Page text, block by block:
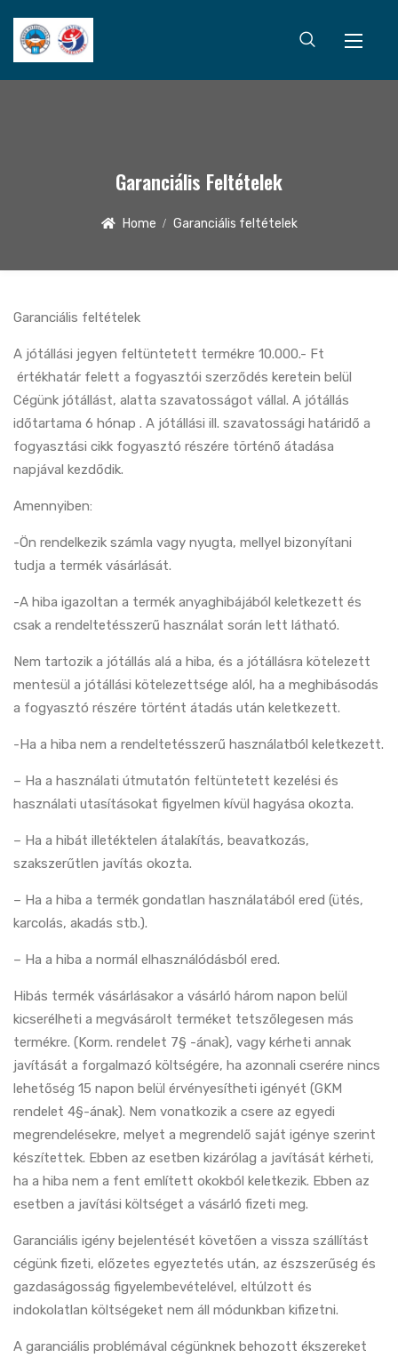
Garanciális Feltételek
Home Garanciális feltételek
Garanciális feltételek
A jótállási jegyen feltüntetett termékre 10.000.- Ft
értékhatár felett a fogyasztói szerződés keretein belül
Cégünk jótállást, alatta szavatosságot vállal. A jótállás
időtartama 6 hónap . A jótállási ill. szavatossági határidő a
fogyasztási cikk fogyasztó részére történő átadása
napjával kezdődik.
Amennyiben:
-Ön rendelkezik számla vagy nyugta, mellyel bizonyítani
tudja a termék vásárlását.
-A hiba igazoltan a termék anyaghibájából keletkezett és
csak a rendeltetésszerű használat során lett látható.
Nem tartozik a jótállás alá a hiba, és a jótállásra kötelezett
mentesül a jótállási kötelezettsége alól, ha a meghibásodás
a fogyasztó részére történt átadás után keletkezett.
-Ha a hiba nem a rendeltetésszerű használatból keletkezett.
– Ha a használati útmutatón feltüntetett kezelési és
használati utasításokat figyelmen kívül hagyása okozta.
– Ha a hibát illetéktelen átalakítás, beavatkozás,
szakszerűtlen javítás okozta.
– Ha a hiba a termék gondatlan használatából ered (ütés,
karcolás, akadás stb.).
– Ha a hiba a normál elhasználódásból ered.
Hibás termék vásárlásakor a vásárló három napon belül
kicserélheti a megvásárolt terméket tetszőlegesen más
termékre. (Korm. rendelet 7§ -ának), vagy kérheti annak
javítását a forgalmazó költségére, ha azonnali cserére nincs
lehetőség 15 napon belül érvényesítheti igényét (GKM
rendelet 4§-ának). Nem vonatkozik a csere az egyedi
megrendelésekre, melyet a megrendelő saját igénye szerint
készítettek. Ebben az esetben kizárólag a javítását kérheti,
ha a hiba nem a fent említett okokból keletkezik. Ebben az
esetben a javítási költséget a vásárló fizeti meg.
Garanciális igény bejelentését követően a vissza szállítást
cégünk fizeti, előzetes egyeztetés után, az észszerűség és
gazdaságosság figyelembevételével, eltúlzott és
indokolatlan költségeket nem áll módunkban kifizetni.
A garanciális problémával cégünknek behozott ékszereket